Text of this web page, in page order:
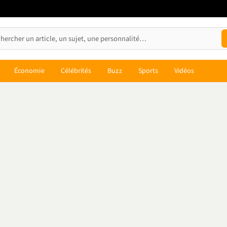
Économie Célébrités Buzz Sports Vidéos